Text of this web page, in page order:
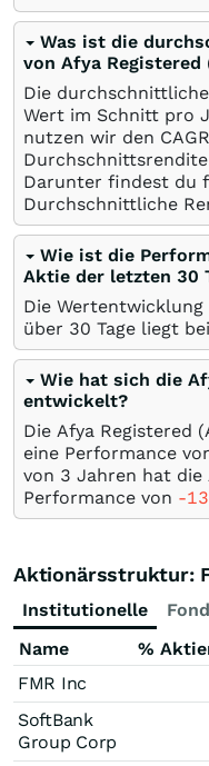
Was ist die
von Afya Registered
Die
Wert im Schnitt pro
nutzen wir den
Darunter findest du
Durchschnittliche
Wie ist die
Aktie der letzten 30
Die
über 30 Tage liegt bei
Wie hat sich die
entwickelt?
Die Afya Registered
eine Performance
von 3 Jahren hat die
Performance von -
Aktionärsstruktur:
Institutionelle
Name
%
FMR Inc
SoftBank
Group Corp